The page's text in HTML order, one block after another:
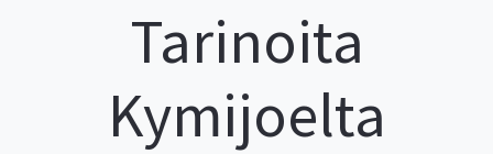
Tarinoita
Kymijoelta